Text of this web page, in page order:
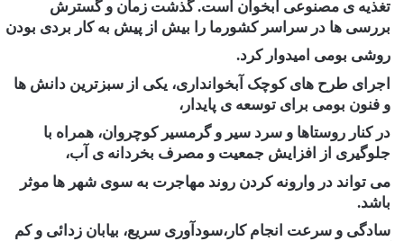
تغذیه ی مصنوعی آبخوان است. گذشت زمان و گسترش
بررسی ها در سراسر کشورما را بیش از پیش به کار بردی بودن
روشی بومی امیدوار کرد.
اجرای طرح های کوچک آبخوانداری، یکی از سبزترین دانش ها
و فنون بومی برای توسعه ی پایدار،
در کنار روستاها و سرد سیر و گرمسیر کوچروان، همراه با
جلوگیری از افزایش جمعیت و مصرف بخردانه ی آب،
می تواند در وارونه کردن روند مهاجرت به سوی شهر ها موثر
باشد.
سادگی و سرعت انجام کار،سودآوری سریع، بیابان زدائی و کم